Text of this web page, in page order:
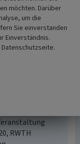
Böhm, S.
–
Böhm.
Lehrjahre als
Böhm
RWTH
möchten. Darüber
um die
Sie einverstanden
Einverständnis.